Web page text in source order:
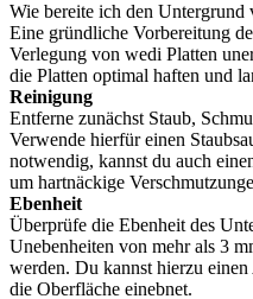
Wie bereite ich den Untergrund
Eine gründliche Vorbereitung
Verlegung von wedi Platten
die Platten optimal haften und
Reinigung
Entferne zunächst Staub,
Verwende hierfür einen
notwendig, kannst du auch
um hartnäckige
Ebenheit
Überprüfe die Ebenheit des
Unebenheiten von mehr als 3
werden. Du kannst hierzu
die Oberfläche einebnet.